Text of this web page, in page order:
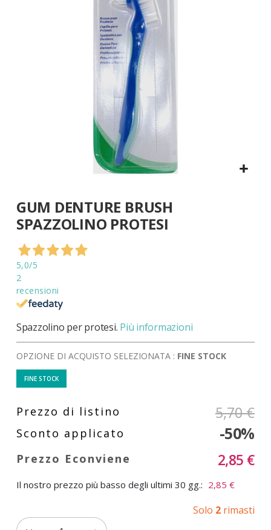
all'inizio
della
galleria
immagini
GUM DENTURE BRUSH
SPAZZOLINO PROTESI
5,0/5
2
recensioni
Spazzolino per protesi. Più informazioni
OPZIONE DI ACQUISTO SELEZIONATA : FINE STOCK
FINE STOCK
5,70 €
-50%
2,85 €
Il nostro prezzo più basso degli ultimi 30 gg.: 2,85 €
Solo 2 rimasti